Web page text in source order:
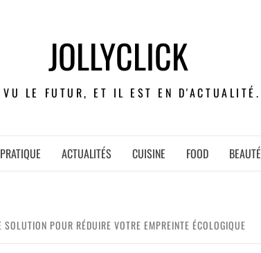
JOLLYCLICK
LE FUTUR, ET IL EST EN D'ACTUALITÉ.
ACTUALITÉS CUISINE FOOD BEAUTÉ
POUR RÉDUIRE VOTRE EMPREINTE ÉCOLOGIQUE